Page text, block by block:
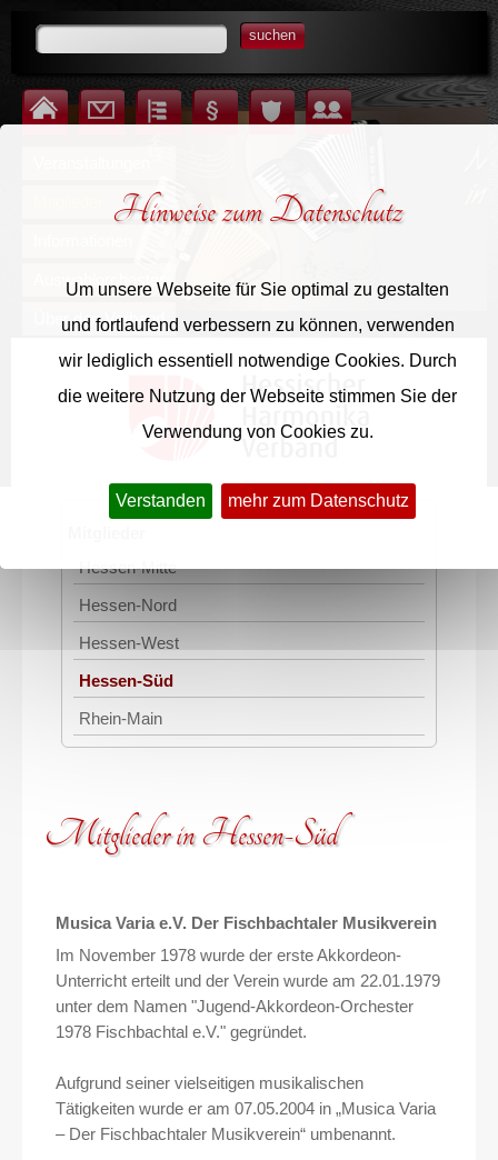
Hinweise zum Datenschutz
Um unsere Webseite für Sie optimal zu gestalten
und fortlaufend verbessern zu können, verwenden
wir lediglich essentiell notwendige Cookies. Durch
die weitere Nutzung der Webseite stimmen Sie der
Verwendung von Cookies zu.
Verstanden mehr zum Datenschutz
suchen
Auswahlorchester
Über den Verband
Hessen-Mitte
Hessen-Nord
Hessen-West
Hessen-Süd
Rhein-Main
Mitglieder in Hessen-Süd
Musica Varia e.V. Der Fischbachtaler Musikverein
Im November 1978 wurde der erste Akkordeon-
Unterricht erteilt und der Verein wurde am 22.01.1979
unter dem Namen "Jugend-Akkordeon-Orchester
1978 Fischbachtal e.V." gegründet.
Aufgrund seiner vielseitigen musikalischen
Tätigkeiten wurde er am 07.05.2004 in „Musica Varia
– Der Fischbachtaler Musikverein“ umbenannt.